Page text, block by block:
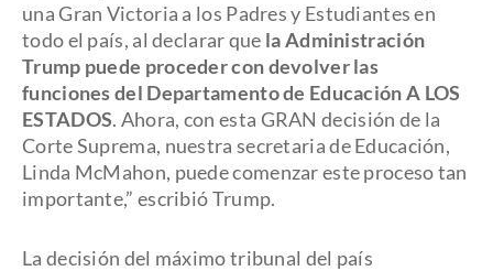
una Gran Victoria a los Padres y Estudiantes en
todo el país, al declarar que la Administración
Trump puede proceder con devolver las
funciones del Departamento de Educación A LOS
ESTADOS. Ahora, con esta GRAN decisión de la
Corte Suprema, nuestra secretaria de Educación,
Linda McMahon, puede comenzar este proceso tan
importante,” escribió Trump.
La decisión del máximo tribunal del país